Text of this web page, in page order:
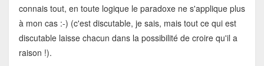
connais tout, en toute logique le paradoxe ne s'applique plus
à mon cas :-) (c'est discutable, je sais, mais tout ce qui est
discutable laisse chacun dans la possibilité de croire qu'il a
raison !).